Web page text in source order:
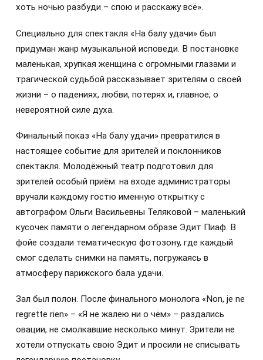
хоть ночью разбуди – спою и расскажу всё».
Специально для спектакля «На балу удачи» был
придуман жанр музыкальной исповеди. В постановке
маленькая, хрупкая женщина с огромными глазами и
трагической судьбой рассказывает зрителям о своей
жизни – о падениях, любви, потерях и, главное, о
невероятной силе духа.
Финальный показ «На балу удачи» превратился в
настоящее событие для зрителей и поклонников
спектакля. Молодёжный театр подготовил для
зрителей особый приём: на входе администраторы
вручали каждому гостю именную открытку с
автографом Ольги Васильевны Теляковой – маленький
кусочек памяти о легендарном образе Эдит Пиаф. В
фойе создали тематическую фотозону, где каждый
смог сделать снимки на память, погружаясь в
атмосферу парижского бала удачи.
Зал был полон. После финального монолога «Non, je ne
regrette rien» – «Я не жалею ни о чём» – раздались
овации, не смолкавшие несколько минут. Зрители не
хотели отпускать свою Эдит и просили не списывать